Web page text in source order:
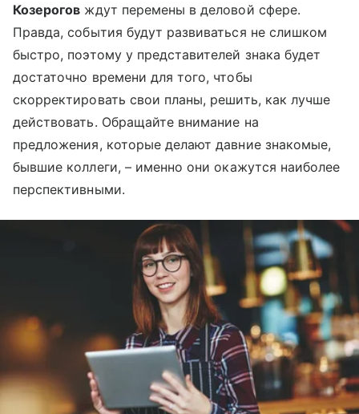
Козерогов ждут перемены в деловой сфере.
Правда, события будут развиваться не слишком
быстро, поэтому у представителей знака будет
достаточно времени для того, чтобы
скорректировать свои планы, решить, как лучше
действовать. Обращайте внимание на
предложения, которые делают давние знакомые,
бывшие коллеги, –именно они окажутся наиболее
перспективными.